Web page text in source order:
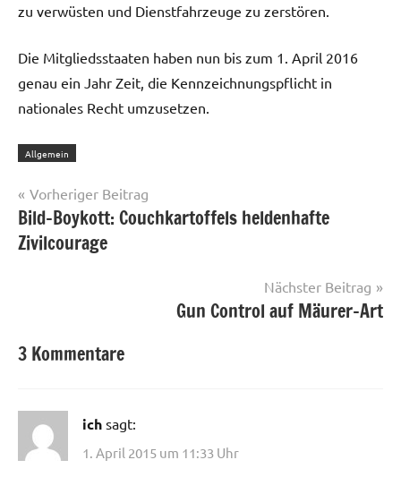
zu verwüsten und Dienstfahrzeuge zu zerstören.
Die Mitgliedsstaaten haben nun bis zum 1. April 2016
genau ein Jahr Zeit, die Kennzeichnungspflicht in
nationales Recht umzusetzen.
Allgemein
Beitragsnavigation
Vorheriger Beitrag
Bild-Boykott: Couchkartoffels heldenhafte
Zivilcourage
Nächster Beitrag
Gun Control auf Mäurer-Art
3 Kommentare
ich sagt:
1. April 2015 um 11:33 Uhr